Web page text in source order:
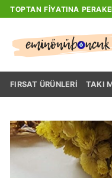
İçeriğe
atla
TOPTAN FIYATINA
FIRSAT ÜRÜNLERI TAKI